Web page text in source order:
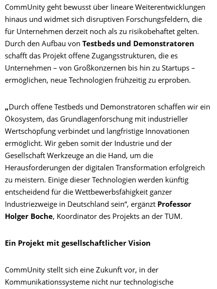
CommUnity geht bewusst über lineare Weiterentwicklungen
hinaus und widmet sich disruptiven Forschungsfeldern, die
für Unternehmen derzeit noch als zu risikobehaftet gelten.
Durch den Aufbau von
Testbeds und Demonstratoren
schafft das Projekt offene Zugangsstrukturen, die es
Unternehmen – von Großkonzernen bis hin zu Startups –
ermöglichen, neue Technologien frühzeitig zu erproben.
„ Durch offene Testbeds und Demonstratoren schaffen wir ein
Ökosystem, das Grundlagenforschung mit industrieller
Wertschöpfung verbindet und langfristige Innovationen
ermöglicht. Wir geben somit der Industrie und der
Gesellschaft Werkzeuge an die Hand, um die
Herausforderungen der digitalen Transformation erfolgreich
zu meistern. Einige dieser Technologien werden künftig
entscheidend für die Wettbewerbsfähigkeit ganzer
Industriezweige in Deutschland sein“, ergänzt Professor
Holger Boche, Koordinator des Projekts an der TUM.
Ein Projekt mit gesellschaftlicher Vision
CommUnity stellt sich eine Zukunft vor, in der
Kommunikationssysteme nicht nur technologische